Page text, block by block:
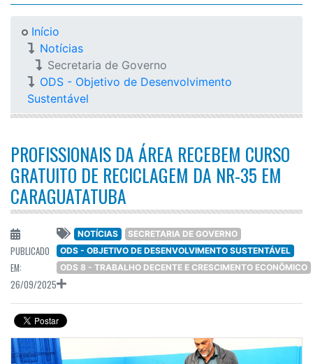
Início
Notícias
Secretaria de Governo
ODS - Objetivo de Desenvolvimento
Sustentável
PROFISSIONAIS DA ÁREA RECEBEM CURSO
GRATUITO DE RECICLAGEM DA NR-35 EM
CARAGUATATUBA
PUBLICADO
EM:
26/09/2025
NOTÍCIAS
SECRETARIA DE GOVERNO
ODS - OBJETIVO DE DESENVOLVIMENTO SUSTENTÁVEL
ODS 8 - TRABALHO DECENTE E CRESCIMENTO ECONÔMICO